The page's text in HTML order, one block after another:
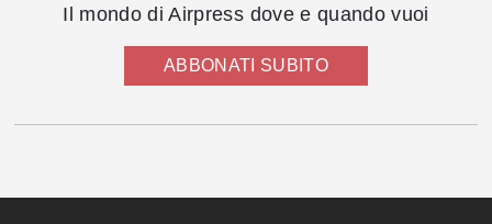
Il mondo di Airpress dove e quando vuoi
ABBONATI SUBITO